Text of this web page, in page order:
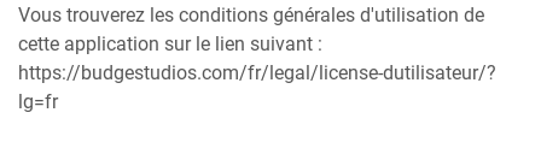
Vous trouverez les conditions générales d'utilisation de
cette application sur le lien suivant :
https://budgestudios.com/fr/legal/license-dutilisateur/?
lg=fr